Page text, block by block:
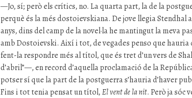
—Jo, sí; però els crítics, no. La quarta part, la de la
perquè és la més dostoievskiana. De jove llegia Stendhal
anys, dins del camp de la novel·la he mantingut la meva
amb Dostoievski. Així i tot, de vegades penso que hauria
fent-la respondre més al títol, que és tret d’un vers de
d’abril”—, en record d’aquella proclamació de la
potser sí que la part de la postguerra s’hauria d’haver
Fins i tot tenia pensat un títol,El vent de la nit. Però ja sóc